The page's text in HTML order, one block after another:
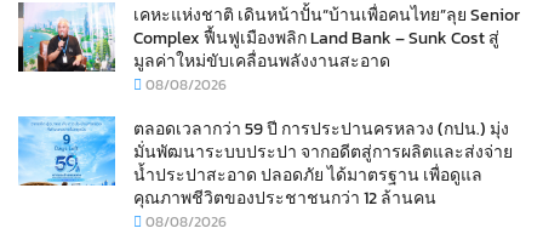
เคหะแห่งชาติ เดินหน้าปั้น“บ้านเพื่อคนไทย”ลุย Senior
Complex ฟื้นฟูเมืองพลิก Land Bank – Sunk Cost สู่
มูลค่าใหม่ขับเคลื่อนพลังงานสะอาด
08/08/2026
ตลอดเวลากว่า 59 ปี การประปานครหลวง (กปน.) มุ่ง
มั่นพัฒนาระบบประปา จากอดีตสู่การผลิตและส่งจ่าย
น้ำประปาสะอาด ปลอดภัย ได้มาตรฐาน เพื่อดูแล
คุณภาพชีวิตของประชาชนกว่า 12 ล้านคน
08/08/2026